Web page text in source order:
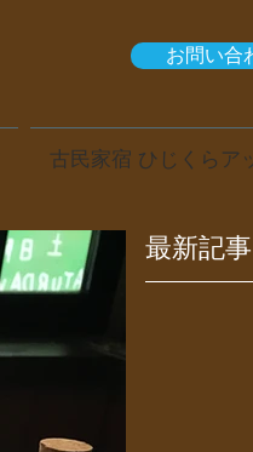
お問い合
古民家宿 ひじくらア
最新記事